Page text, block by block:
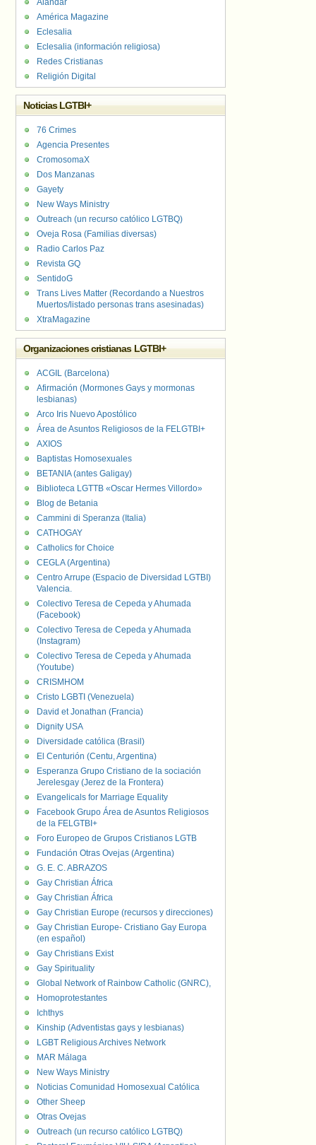
Alandar
América Magazine
Eclesalia
Eclesalia (información religiosa)
Redes Cristianas
Religión Digital
Noticias LGTBI+
76 Crimes
Agencia Presentes
CromosomaX
Dos Manzanas
Gayety
New Ways Ministry
Outreach (un recurso católico LGTBQ)
Oveja Rosa (Familias diversas)
Radio Carlos Paz
Revista GQ
SentidoG
Trans Lives Matter (Recordando a Nuestros
Muertos/listado personas trans asesinadas)
XtraMagazine
Organizaciones cristianas LGTBI+
ACGIL (Barcelona)
Afirmación (Mormones Gays y mormonas
lesbianas)
Arco Iris Nuevo Apostólico
Área de Asuntos Religiosos de la FELGTBI+
AXIOS
Baptistas Homosexuales
BETANIA (antes Galigay)
Biblioteca LGTTB «Oscar Hermes Villordo»
Blog de Betania
Cammini di Speranza (Italia)
CATHOGAY
Catholics for Choice
CEGLA (Argentina)
Centro Arrupe (Espacio de Diversidad LGTBI)
Valencia.
Colectivo Teresa de Cepeda y Ahumada
(Facebook)
Colectivo Teresa de Cepeda y Ahumada
(Instagram)
Colectivo Teresa de Cepeda y Ahumada
(Youtube)
CRISMHOM
Cristo LGBTI (Venezuela)
David et Jonathan (Francia)
Dignity USA
Diversidade católica (Brasil)
El Centurión (Centu, Argentina)
Esperanza Grupo Cristiano de la sociación
Jerelesgay (Jerez de la Frontera)
Evangelicals for Marriage Equality
Facebook Grupo Área de Asuntos Religiosos
de la FELGTBI+
Foro Europeo de Grupos Cristianos LGTB
Fundación Otras Ovejas (Argentina)
G. E. C. ABRAZOS
Gay Christian África
Gay Christian África
Gay Christian Europe (recursos y direcciones)
Gay Christian Europe- Cristiano Gay Europa
(en español)
Gay Christians Exist
Gay Spirituality
Global Network of Rainbow Catholic (GNRC),
Homoprotestantes
Ichthys
Kinship (Adventistas gays y lesbianas)
LGBT Religious Archives Network
MAR Málaga
New Ways Ministry
Noticias Comunidad Homosexual Católica
Other Sheep
Otras Ovejas
Outreach (un recurso católico LGTBQ)